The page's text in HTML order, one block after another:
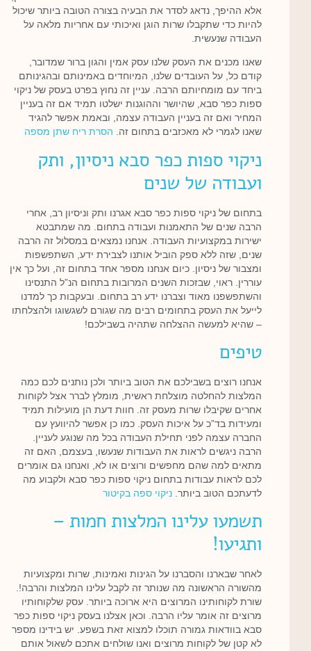
אלא ההיפך, נדאג לסדר את הבעיה בצורה הטובה ביותר שיכול
להיות כדי שתקבלו שרות הוגן ואיכותי עם אחריות מלאה על
העבודה שנעשית.
שאנו מכנים את העסק שלנו עסק אמין והגון ברור שמדובר,
קודם כל, על העובדים שלנו, המיוחדים באמינותם ובהגינותם
ביחד עם מומחיותם הרבה. עניין זה נחוץ בפרט בעסק של ניקוי
ספות כפר סבא, שהיושר וההוגנות ישלטו תמיד אם זה בעניין
המחיר ואם זה בעניין העבודה עצמה, ובאמת אפשר להגיד
שאנו לגמרי לא מאכזבים בתחום זה. הסרת ריח שתן מספה
ניקוי ספות כפר סבא ניסיון, ותק
ועבודה של שנים
בתחום של ניקוי ספות כפר סבא אגרנו ותק וניסיון רב, אחרי
הרבה שנים של התאמנות ועבודה בתחום. מה שמתבטא
ישירות במקצועיות העבודה. אנחנו נמצאים במסלול זה הרבה
שנים, שזה ללא ספק הוביל אותנו לצבירת ידע, השתפשפות
ומצבור של ניסיון. כיום אנחנו מספר אחד בתחום זה, ועל כך אין
עוררין. ראוי, שבזכות השנים המרובות בתחום הנ”ל התנסינו
והשתפשפנו מאוד וצברנו ידע רב בתחום. ובעקבות כך למדנו
לייעל את העסק בתחומים רבים מה שגורם לשגשוגו ולהצלחתו
– שהיא למעשה ההצלחה שתהיה בשבילכם!
טיפים
אנחנו רוצים בשבילכם את הטוב ביותר ולכן נותנים לכם כמה
המלצות להחלטה מוצלחת ראשית, מומלץ לברר אצל לקוחות
אחרים שקיבלו שרות מעסק זה. חוות דעת הן מועילות תמיד
ומעידות בד”כ על איכות העסק. כמו כן אפשר להיוועץ עם
החברה עצמה לפני תחילת העבודה בכל מה שנוגע לעניין.
הרבה ניגשים לראות את העבודות שנעשו, בעצמם, האם זה
מתאים למה שהם מחפשים ורוצים או לא, ואנחנו גם אומרים
לכם לראות עבודות בתחום ניקוי ספות כפר סבא ולקבוע מה
לדעתכם הטוב ביותר. ניקוי ספה בקיטור
תשמעו עלינו המלצות חמות –
ותגיעו!
לאחר שבארנו והסברנו על הגינות ואמינות, שרות ומקצועיות
מהשורה הראשונה מה שנותר זה לקבל עלינו המלצות והרבה!.
שורת לקוחותינו המרוצים היא ארוכה ביותר. עסק שלקוחותיו
מרוצים זה אומר עליו הרבה. וכאן אצלנו בעסק ניקוי ספות כפר
סבא בוודאות גמורה תוכלו למצוא זאת בשפע. יש בידינו מספר
לא קטן של לקוחות מרוצים ואנו שולחים אתכם לשאול אותם